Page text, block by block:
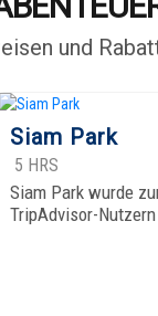
und
Siam Park
5 HRS
Siam Park wurde
TripAdvisor-